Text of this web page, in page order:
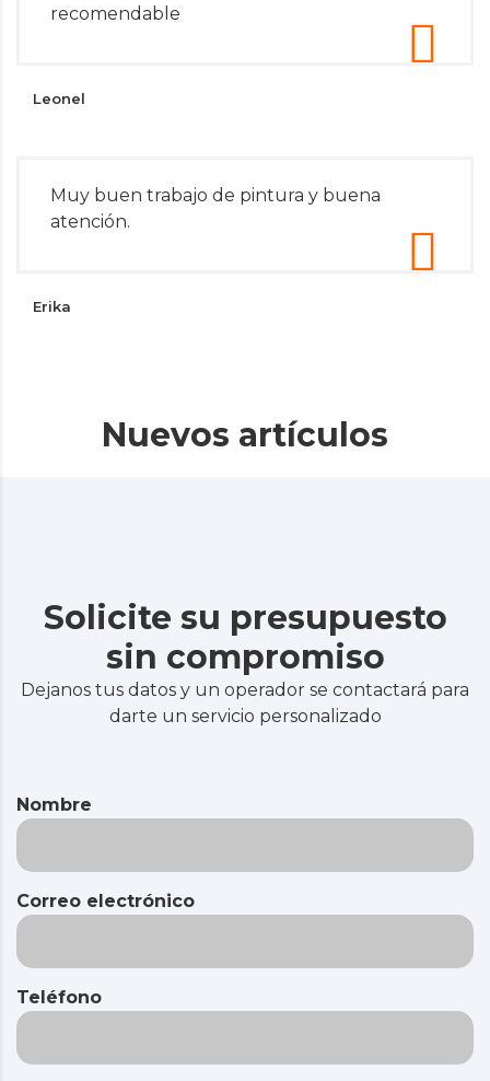
recomendable
Leonel
Muy buen trabajo de pintura y buena
atención.
Erika
Nuevos artículos
Solicite su presupuesto
sin compromiso
Dejanos tus datos y un operador se contactará para
darte un servicio personalizado
Nombre
Correo electrónico
Teléfono